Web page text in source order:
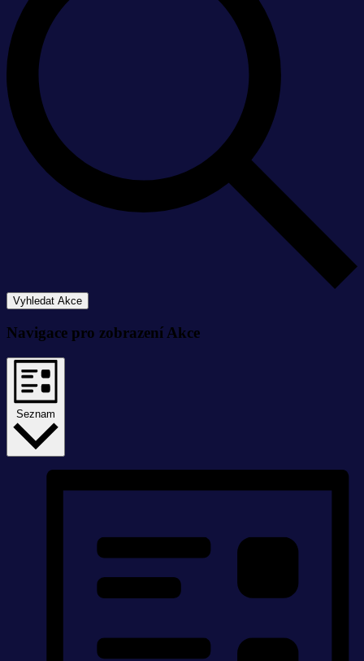
Vyhledat Akce
Navigace pro zobrazení Akce
Seznam